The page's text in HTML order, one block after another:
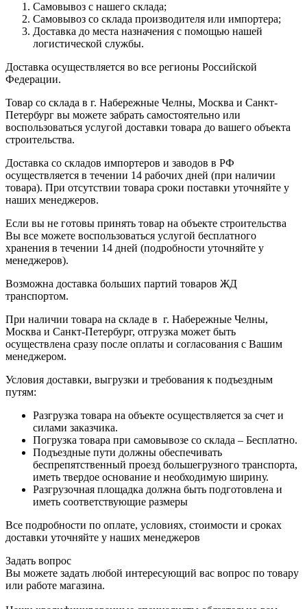
Самовывоз с нашего склада;
Самовывоз со склада производителя или импортера;
Доставка до места назначения с помощью нашей
логистической службы.
Доставка осуществляется во все регионы Российской
Федерации.
Товар со склада в г. Набережные Челны, Москва и Санкт-
Петербург вы можете забрать самостоятельно или
воспользоваться услугой доставки товара до вашего объекта
строительства.
Доставка со складов импортеров и заводов в РФ
осуществляется в течении 14 рабочих дней (при наличии
товара). При отсутствии товара сроки поставки уточняйте у
наших менеджеров.
Если вы не готовы принять товар на объекте строительства
Вы все можете воспользоваться услугой бесплатного
хранения в течении 14 дней (подробности уточняйте у
менеджеров).
Возможна доставка больших партий товаров ЖД
транспортом.
При наличии товара на складе в г. Набережные Челны,
Москва и Санкт-Петербург, отгрузка может быть
осуществлена сразу после оплаты и согласования с Вашим
менеджером.
Условия доставки, выгрузки и требования к подъездным
путям:
Разгрузка товара на объекте осуществляется за счет и
силами заказчика.
Погрузка товара при самовывозе со склада – Бесплатно.
Подъездные пути должны обеспечивать
беспрепятственный проезд большегрузного транспорта,
иметь твердое основание и необходимую ширину.
Разгрузочная площадка должна быть подготовлена и
иметь соответствующие размеры
Все подробности по оплате, условиях, стоимости и сроках
доставки уточняйте у наших менеджеров
Задать вопрос
Вы можете задать любой интересующий вас вопрос по товару
или работе магазина.